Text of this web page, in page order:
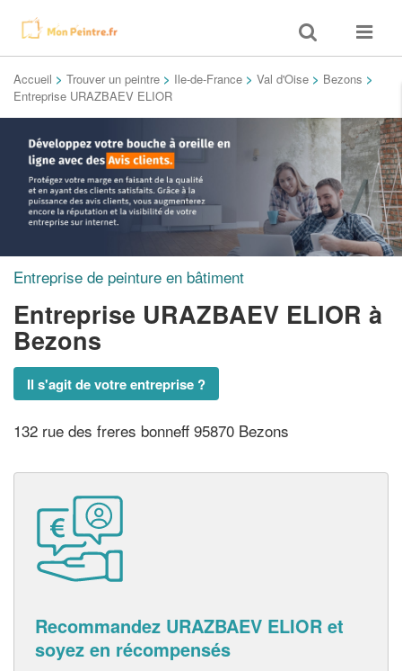
Toggle
search
Toggle
Accueil > Trouver un peintre > Ile-de-France > Val d'Oise > Bezons >
Entreprise URAZBAEV ELIOR
Entreprise de peinture en bâtiment
Entreprise URAZBAEV ELIOR à
Bezons
Il s'agit de votre entreprise ?
132 rue des freres bonneff 95870 Bezons
Recommandez URAZBAEV ELIOR et
soyez en récompensés